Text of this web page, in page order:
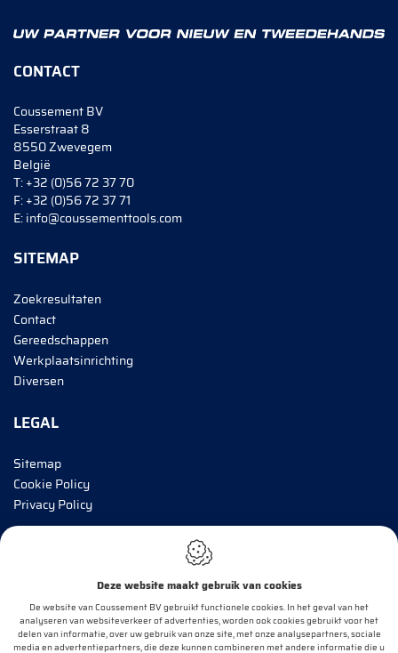
CONTACT
Coussement BV
Esserstraat 8
8550 Zwevegem
België
T:+32 (0)56 72 37 70
F:+32 (0)56 72 37 71
E:info@coussementtools.com
SITEMAP
Zoekresultaten
Contact
Gereedschappen
Werkplaatsinrichting
Diversen
LEGAL
Sitemap
Cookie Policy
Privacy Policy
BRENG MIJ OP DE HOOGTE!
E-mail*
Deze website maakt gebruik van cookies
De website van Coussement BV gebruikt functionele cookies. In het geval van het
analyseren van websiteverkeer of advertenties, worden ook cookies gebruikt voor het
delen van informatie, over uw gebruik van onze site, met onze analysepartners, sociale
media en advertentiepartners, die deze kunnen combineren met andere informatie die u